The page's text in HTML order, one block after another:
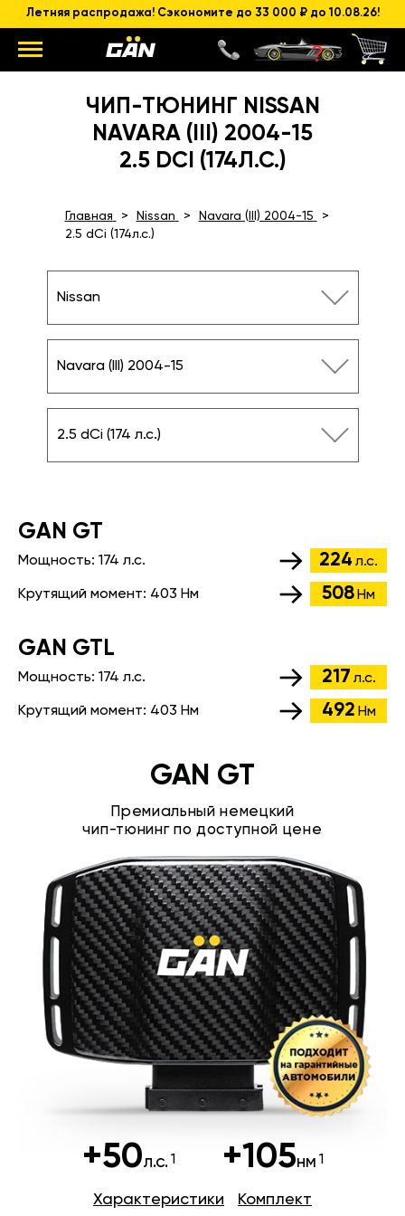
Летняя распродажа! Сэкономите до 33 000 ₽ до 10.08.26!
ЧИП-ТЮНИНГ NISSAN
NAVARA (III) 2004-15
2.5 DCI (174Л.С.)
Главная Nissan
Navara (III) 2004-15
2.5 dCi (174л.с.)
Nissan
Navara (III) 2004-15
2.5 dCi (174 л.с.)
GАN GT
Мощность: 174 л.с. 224 л.с.
Крутящий момент: 403 Нм 508 Нм
GАN GTL
Мощность: 174 л.с. 217 л.с.
Крутящий момент: 403 Нм 492 Нм
GAN GT
Премиальный немецкий
чип-тюнинг по доступной цене
+50л.с. +105нм
Характеристики Комплект